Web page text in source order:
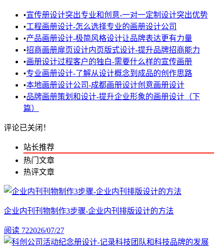
•宣传册设计突出专业和创意-一对一定制设计突出优势
•工程画册设计-怎么选择专业的画册设计公司
•产品画册设计-极简风格设计让品牌表达更有力量
•招商画册扉页设计内页版式设计-提升品牌招商能力
•画册设计过程客户的独白-需要什么样的宣传画册
•专业画册设计-了解从设计概念到成品的创作思路
•本地画册设计公司-成都画册设计创意画册设计
•品牌画册策划和设计-提升企业形象的画册设计（下
篇）
评论已关闭！
站长推荐
热门文章
热评文章
企业内刊刊物制作3步骤-企业内刊排版设计的方法
阅读 722026/07/27